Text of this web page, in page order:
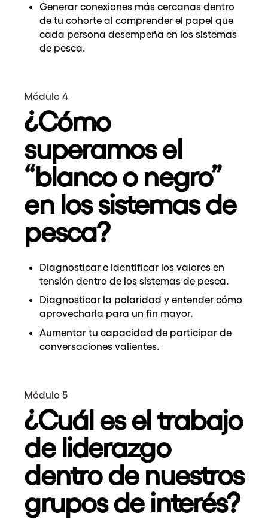
Generar conexiones más cercanas dentro
de tu cohorte al comprender el papel que
cada persona desempeña en los sistemas
de pesca.
Módulo 4
¿Cómo
superamos el
“blanco o negro”
en los sistemas de
pesca?
Diagnosticar e identificar los valores en
tensión dentro de los sistemas de pesca.
Diagnosticar la polaridad y entender cómo
aprovecharla para un fin mayor.
Aumentar tu capacidad de participar de
conversaciones valientes.
Módulo 5
¿Cuál es el trabajo
de liderazgo
dentro de nuestros
grupos de interés?